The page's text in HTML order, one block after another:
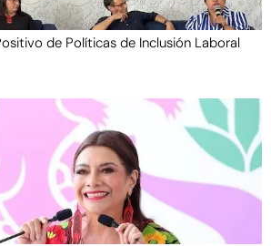
de Políticas de Inclusión Laboral